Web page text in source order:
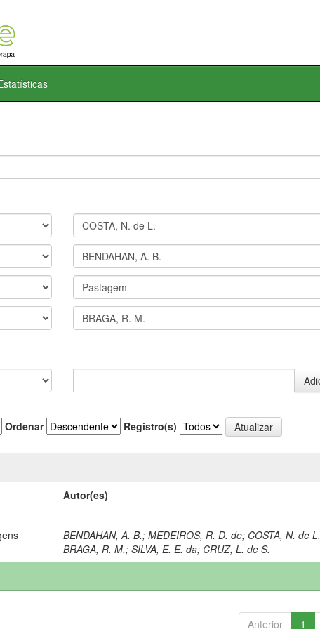
Ordenar Registro(s)
Autor(es)
BENDAHAN, A. B.;MEDEIROS, R. D. de; COSTA, N. de L.
BRAGA, R. M.;SILVA, E. E. da; CRUZ, L. de S.
Anterior 1